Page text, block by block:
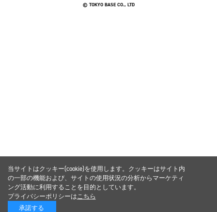
© TOKYO BASE CO., LTD
当サイトはクッキー(cookie)を使用します。クッキーはサイト内
の一部の機能および、サイトの使用状況の分析からマーケティ
ング活動に利用することを目的としています。
プライバシーポリシーはこちら
承諾する